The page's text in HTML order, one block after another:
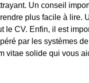
Un conseil
plus facile à lire.
le CV. Enfin, il est
par les systèmes
vitae solide qui vous